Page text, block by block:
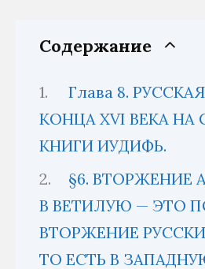
Содержание
Глава 8.
КОНЦА XVI ВЕКА НА
КНИГИ ИУДИФЬ.
§6. ВТОРЖЕНИЕ
В ВЕТИЛУЮ — ЭТО
ВТОРЖЕНИЕ
ТО ЕСТЬ В